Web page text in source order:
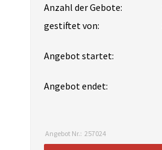
Anzahl der Gebote:
gestiftet von:
Angebot startet:
Angebot endet:
Angebot Nr.: 257024